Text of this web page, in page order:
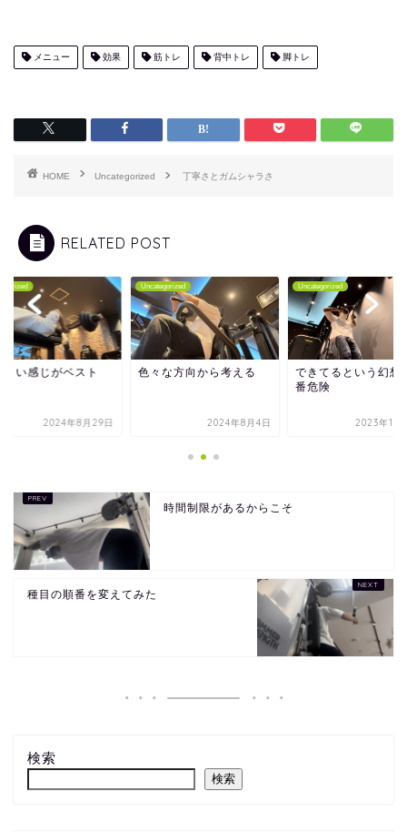
メニュー 効果 筋トレ 背中トレ 脚トレ
HOME Uncategorized 丁寧さとガムシャラさ
RELATED POST
よい感じがベスト
2024年8月29日
Uncategorized
色々な方向から考える
2024年8月4日
Uncategorized
できてるという幻想
番危険
2023年12
時間制限があるからこそ
種目の順番を変えてみた
検索
検索